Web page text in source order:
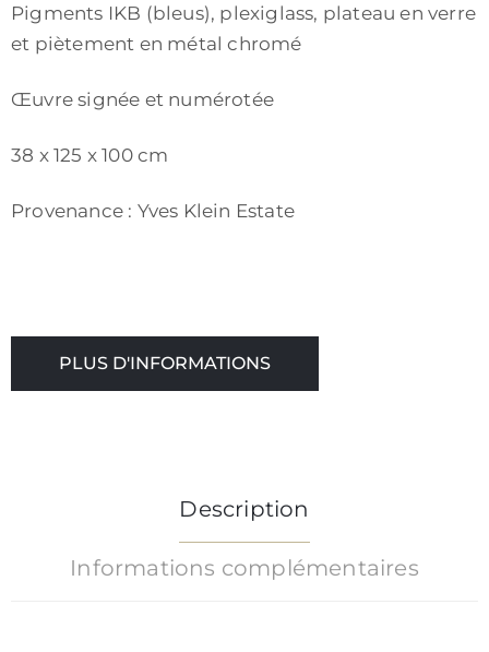
Pigments IKB (bleus), plexiglass, plateau en verre
et piètement en métal chromé
Œuvre signée et numérotée
38 x 125 x 100 cm
Provenance : Yves Klein Estate
PLUS D'INFORMATIONS
Description
Informations complémentaires